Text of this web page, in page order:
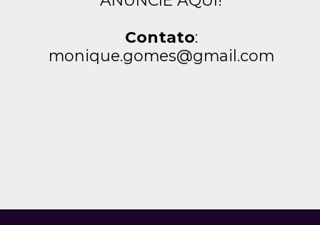
Contato:
monique.gomes@gmail.com